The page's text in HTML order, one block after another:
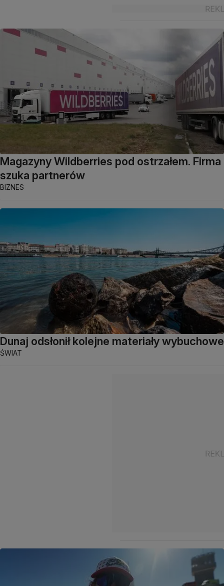
Magazyny Wildberries pod ostrzałem. Firma
szuka partnerów
BIZNES
Dunaj odsłonił kolejne materiały wybuchowe
ŚWIAT